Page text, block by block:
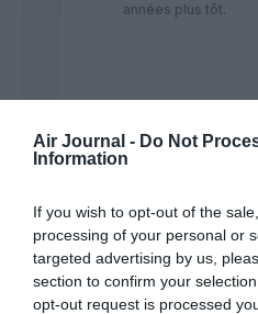
Air Journal - Do Not
Information
If you wish to opt-out of the
processing of your personal or
targeted advertising by us,
section to confirm your
opt-out request is processed
années plus tôt.
…coté flotte….Hawain devait je
prochainement des 787…..